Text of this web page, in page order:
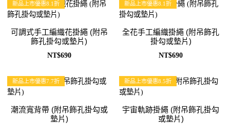
新品上市優惠8.1折
可調式手工編織花掛繩 (附吊
飾孔掛勾或墊片)
NT$690
新品上市優惠8.1折
全花手工編織掛繩 (附吊飾孔
掛勾或墊片)
NT$690
新品上市優惠7.7折
潮流寬背帶 (附吊飾孔掛勾或
墊片)
新品上市優惠8.5折
宇宙軌跡掛繩 (附吊飾孔掛勾
或墊片)